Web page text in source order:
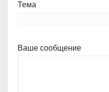
Тема
Ваше сообщение